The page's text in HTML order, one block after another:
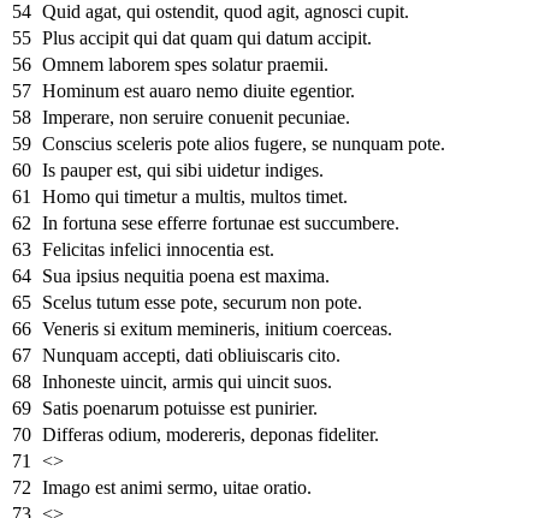
54 Quid agat, qui ostendit, quod agit, agnosci cupit.
55 Plus accipit qui dat quam qui datum accipit.
56 Omnem laborem spes solatur praemii.
57 Hominum est auaro nemo diuite egentior.
58 Imperare, non seruire conuenit pecuniae.
59 Conscius sceleris pote alios fugere, se nunquam pote.
60 Is pauper est, qui sibi uidetur indiges.
61
Homo qui timetur a multis, multos timet.
62 In fortuna sese efferre fortunae est succumbere.
63 Felicitas infelici innocentia est.
64
Sua ipsius nequitia poena est maxima.
65
Scelus tutum esse pote, securum non pote.
66 Veneris si exitum memineris, initium coerceas.
67 Nunquam accepti, dati obliuiscaris cito.
68 Inhoneste uincit, armis qui uincit suos.
69
Satis poenarum potuisse est punirier.
70 Differas odium, modereris, deponas fideliter.
71
<>
72 Imago est animi sermo, uitae oratio.
73 <>